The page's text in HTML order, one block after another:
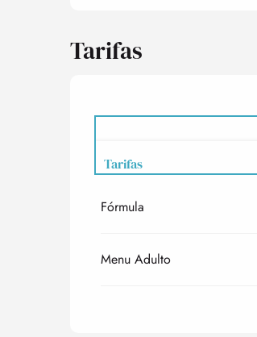
Tarifas
Tarifas
Tarifas 2027
Fórmula
Menu Adulto